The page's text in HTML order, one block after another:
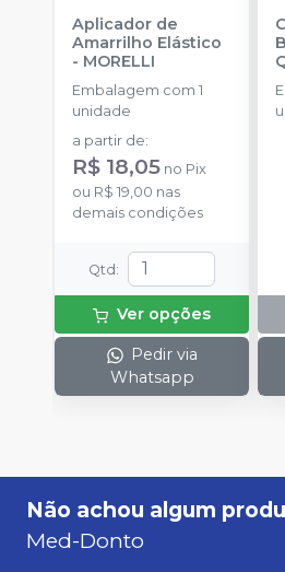
Aplicador de
Amarrilho Elástico
- MORELLI
Embalagem com 1
unidade
a partir de:
R$ 18,05 no Pix
ou R$ 19,00 nas
demais condições
Qtd :
Ver opções
Pedir via
Whatsapp
Não achou algum
Med-Donto